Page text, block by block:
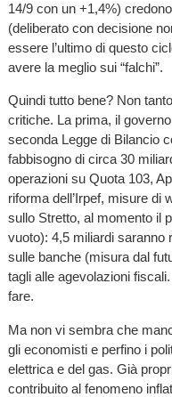
14/9 con un +1,4%)
(deliberato con decisione
essere l’ultimo di questo
avere la meglio sui “falchi”.
Quindi tutto bene? Non
critiche. La prima, il
seconda Legge di Bilancio
fabbisogno di circa 30
operazioni su Quota 103,
riforma dell’Irpef, misure di
sullo Stretto, al momento il
vuoto): 4,5 miliardi saranno
sulle banche (misura dal
tagli alle agevolazioni
fare.
Ma non vi sembra che
gli economisti e perfino i
elettrica e del gas. Già
contribuito al fenomeno